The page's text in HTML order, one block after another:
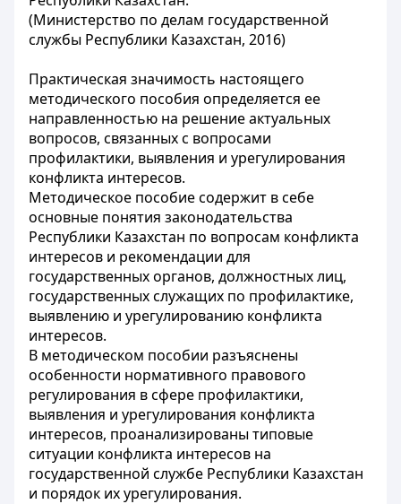
(Министерство по делам государственной
службы Республики Казахстан, 2016)
Практическая значимость настоящего
методического пособия определяется ее
направленностью на решение актуальных
вопросов, связанных с вопросами
профилактики, выявления и урегулирования
конфликта интересов.
Методическое пособие содержит в себе
основные понятия законодательства
Республики Казахстан по вопросам конфликта
интересов и рекомендации для
государственных органов, должностных лиц,
государственных служащих по профилактике,
выявлению и урегулированию конфликта
интересов.
В методическом пособии разъяснены
особенности нормативного правового
регулирования в сфере профилактики,
выявления и урегулирования конфликта
интересов, проанализированы типовые
ситуации конфликта интересов на
государственной службе Республики Казахстан
и порядок их урегулирования.